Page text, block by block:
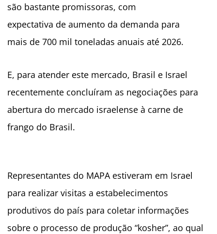
são bastante promissoras, com
expectativa de aumento da demanda para
mais de 700 mil toneladas anuais até 2026.
E, para atender este mercado, Brasil e Israel
recentemente concluíram as negociações para
abertura do mercado israelense à carne de
frango do Brasil.
Representantes do MAPA estiveram em Israel
para realizar visitas a estabelecimentos
produtivos do país para coletar informações
sobre o processo de produção “kosher”, ao qual